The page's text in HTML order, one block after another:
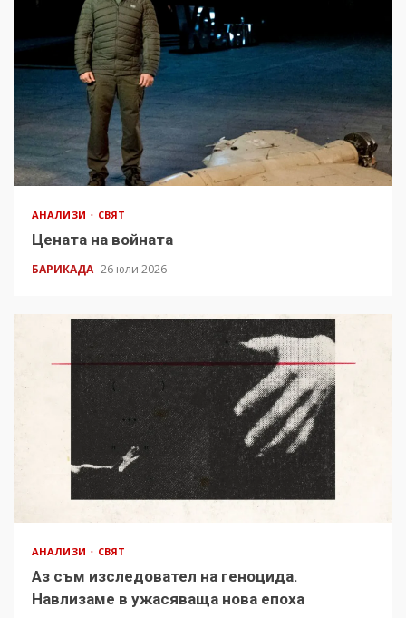
АНАЛИЗИ СВЯТ
Цената на войната
БАРИКАДА 26 юли 2026
АНАЛИЗИ СВЯТ
Аз съм изследовател на геноцида.
Навлизаме в ужасяваща нова епоха